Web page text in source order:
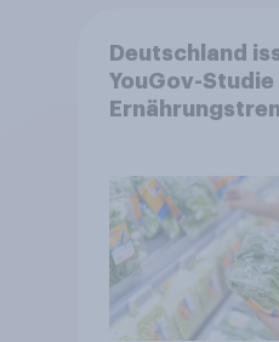
Deutschland
YouGov-